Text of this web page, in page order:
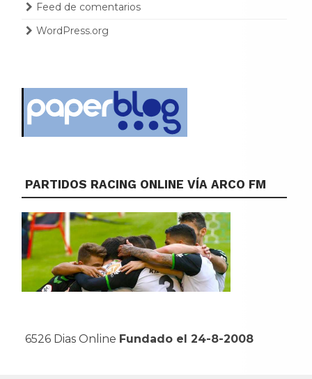
Feed de comentarios
WordPress.org
PARTIDOS RACING ONLINE VÍA ARCO FM
6526 Dias Online Fundado el 24-8-2008